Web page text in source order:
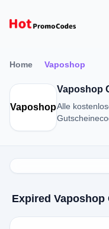
Home Vaposhop
Vaposhop
Vaposhop
Alle
Expired Vaposhop